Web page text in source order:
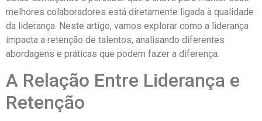
melhores colaboradores está diretamente ligada à qualidade
da liderança. Neste artigo, vamos explorar como a liderança
impacta a retenção de talentos, analisando diferentes
abordagens e práticas que podem fazer a diferença.
A Relação Entre Liderança e
Retenção